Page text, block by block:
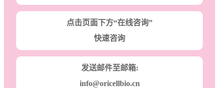
点击页面下方“在线咨询”
快速咨询
发送邮件至邮箱:
info@oricellbio.cn